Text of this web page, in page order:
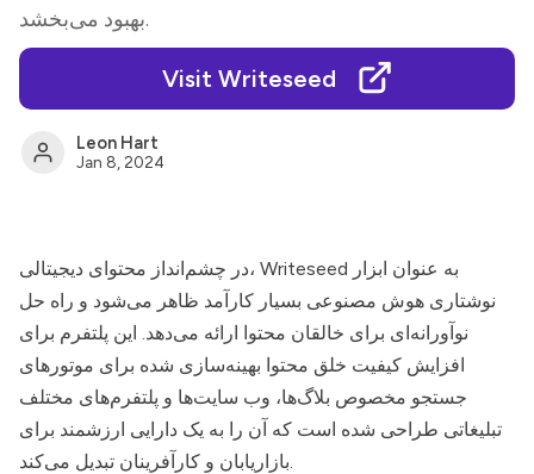
بهبود می‌بخشد.
Visit Writeseed
Leon Hart
Jan 8, 2024
در چشم‌انداز محتوای دیجیتالی، Writeseed
نوشتاری هوش مصنوعی بسیار کارآمد ظاهر می‌شود و راه حل
نوآورانه‌ای برای خالقان محتوا ارائه می‌دهد. این پلتفرم برای
افزایش کیفیت خلق محتوا بهینه‌سازی شده برای موتورهای
جستجو مخصوص بلاگ‌ها، وب سایت‌ها و پلتفرم‌های مختلف
تبلیغاتی طراحی شده است که آن را به یک دارایی ارزشمند برای
بازاریابان و کارآفرینان تبدیل می‌کند.